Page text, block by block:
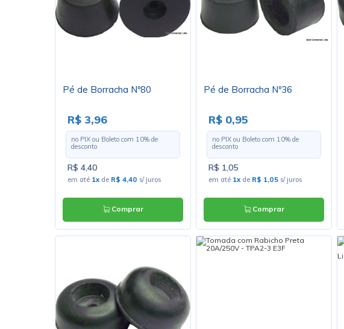
Pé de Borracha Nº80
R$ 3,96
no PIX ou Boleto com 10% de
desconto
R$ 4,40
em até 1x de R$ 4,40 s/ juros
Comprar
Pé de Borracha Nº36
R$ 0,95
no PIX ou Boleto com 10% de
desconto
R$ 1,05
em até 1x de R$ 1,05 s/ juros
Comprar